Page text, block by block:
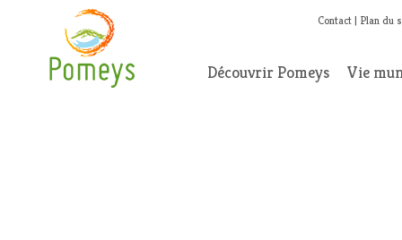
Contact Plan du
Découvrir Pomeys Vie